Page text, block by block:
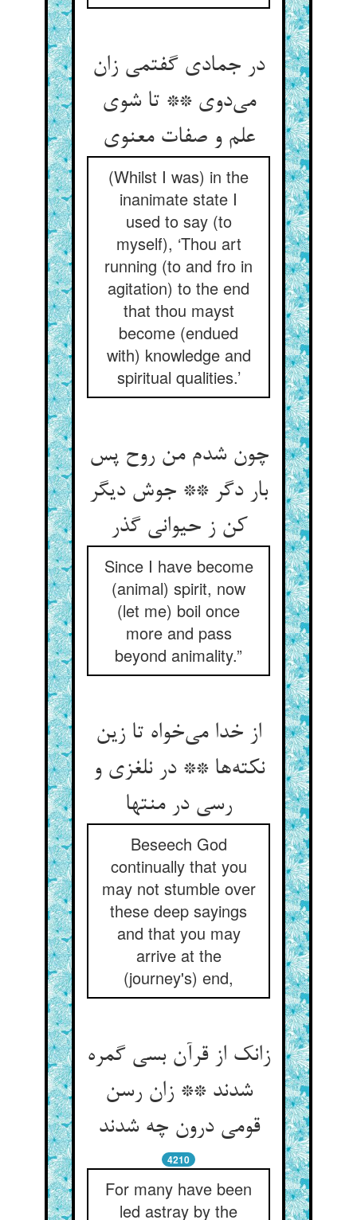
در جمادی گفتمی زان
می‌دوی ** تا شوی
علم و صفات معنوی
(Whilst I was) in the
inanimate state I
used to say (to
myself), ‘Thou art
running (to and fro in
agitation) to the end
that thou mayst
become (endued
with) knowledge and
spiritual qualities.’
چون شدم من روح پس
بار دگر ** جوش دیگر
کن ز حیوانی گذر
Since I have become
(animal) spirit, now
(let me) boil once
more and pass
beyond animality.”
از خدا می‌خواه تا زین
نکته‌ها ** در نلغزی و
رسی در منتها
Beseech God
continually that you
may not stumble over
these deep sayings
and that you may
arrive at the
(journey's) end,
زانک از قرآن بسی گمره
شدند ** زان رسن
قومی درون چه شدند
4210
For many have been
led astray by the